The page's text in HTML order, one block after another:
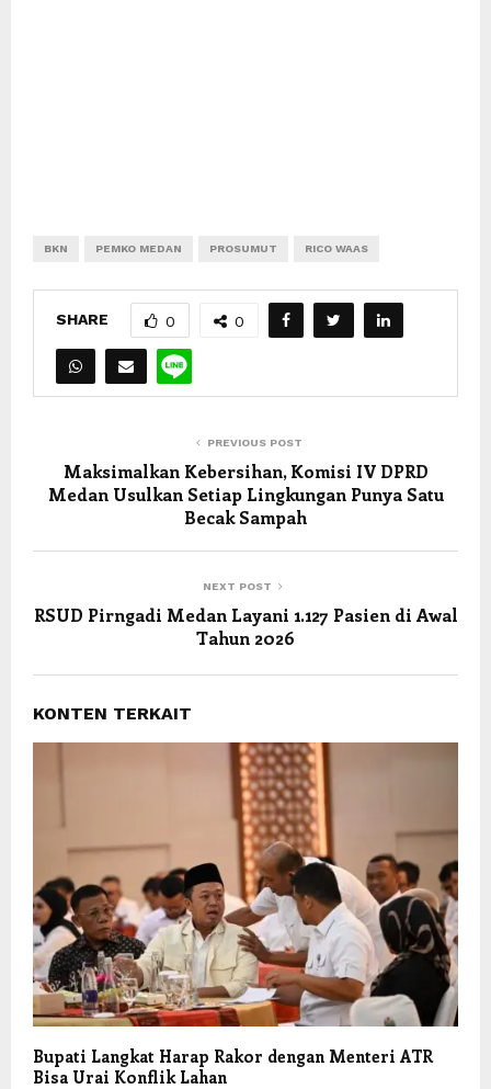
BKN PEMKO MEDAN PROSUMUT RICO WAAS
SHARE 0 0
PREVIOUS POST
Maksimalkan Kebersihan, Komisi IV DPRD
Medan Usulkan Setiap Lingkungan Punya Satu
Becak Sampah
NEXT POST
RSUD Pirngadi Medan Layani 1.127 Pasien di Awal
Tahun 2026
KONTEN TERKAIT
Bupati Langkat Harap Rakor dengan Menteri ATR
Bisa Urai Konflik Lahan